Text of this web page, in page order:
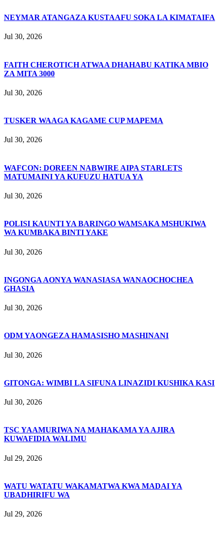
NEYMAR ATANGAZA KUSTAAFU SOKA LA KIMATAIFA
Jul 30, 2026
FAITH CHEROTICH ATWAA DHAHABU KATIKA MBIO
ZA MITA 3000
Jul 30, 2026
TUSKER WAAGA KAGAME CUP MAPEMA
Jul 30, 2026
WAFCON: DOREEN NABWIRE AIPA STARLETS
MATUMAINI YA KUFUZU HATUA YA
Jul 30, 2026
POLISI KAUNTI YA BARINGO WAMSAKA MSHUKIWA
WA KUMBAKA BINTI YAKE
Jul 30, 2026
INGONGA AONYA WANASIASA WANAOCHOCHEA
GHASIA
Jul 30, 2026
ODM YAONGEZA HAMASISHO MASHINANI
Jul 30, 2026
GITONGA: WIMBI LA SIFUNA LINAZIDI KUSHIKA KASI
Jul 30, 2026
TSC YAAMURIWA NA MAHAKAMA YA AJIRA
KUWAFIDIA WALIMU
Jul 29, 2026
WATU WATATU WAKAMATWA KWA MADAI YA
UBADHIRIFU WA
Jul 29, 2026